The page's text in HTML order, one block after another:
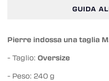
GUIDA
Pierre indossa una taglia
- Taglio: Oversize
- Peso: 240 g